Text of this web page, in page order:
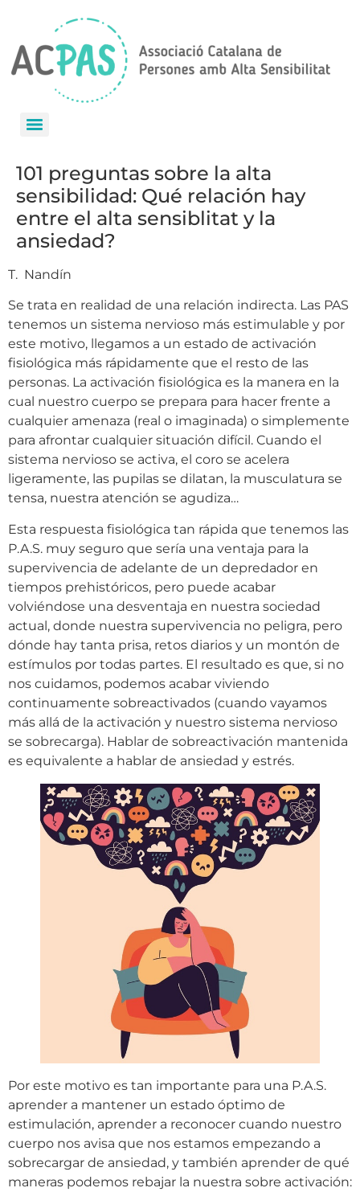
101 preguntas sobre la alta
sensibilidad: Qué relación hay
entre el alta sensiblitat y la
ansiedad?
T. Nandín
Se trata en realidad de una relación indirecta. Las PAS
tenemos un sistema nervioso más estimulable y por
este motivo, llegamos a un estado de activación
fisiológica más rápidamente que el resto de las
personas. La activación fisiológica es la manera en la
cual nuestro cuerpo se prepara para hacer frente a
cualquier amenaza (real o imaginada) o simplemente
para afrontar cualquier situación difícil. Cuando el
sistema nervioso se activa, el coro se acelera
ligeramente, las pupilas se dilatan, la musculatura se
tensa, nuestra atención se agudiza…
Esta respuesta fisiológica tan rápida que tenemos las
P.A.S. muy seguro que sería una ventaja para la
supervivencia de adelante de un depredador en
tiempos prehistóricos, pero puede acabar
volviéndose una desventaja en nuestra sociedad
actual, donde nuestra supervivencia no peligra, pero
dónde hay tanta prisa, retos diarios y un montón de
estímulos por todas partes. El resultado es que, si no
nos cuidamos, podemos acabar viviendo
continuamente sobreactivados (cuando vayamos
más allá de la activación y nuestro sistema nervioso
se sobrecarga). Hablar de sobreactivación mantenida
es equivalente a hablar de ansiedad y estrés.
Por este motivo es tan importante para una P.A.S.
aprender a mantener un estado óptimo de
estimulación, aprender a reconocer cuando nuestro
cuerpo nos avisa que nos estamos empezando a
sobrecargar de ansiedad, y también aprender de qué
maneras podemos rebajar la nuestra sobre activación: